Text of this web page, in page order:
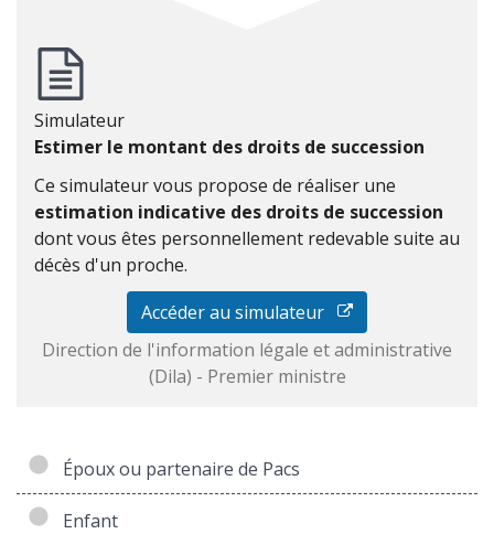
Simulateur
Estimer le montant des droits de succession
Ce simulateur vous propose de réaliser une
estimation indicative des droits de succession
dont vous êtes personnellement redevable suite au
décès d'un proche.
Accéder au simulateur
Direction de l'information légale et administrative
(Dila) - Premier ministre
Époux ou partenaire de Pacs
Enfant